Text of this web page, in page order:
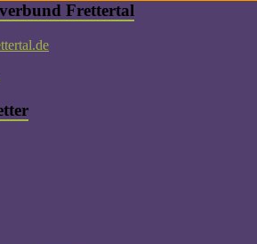
Frettertal